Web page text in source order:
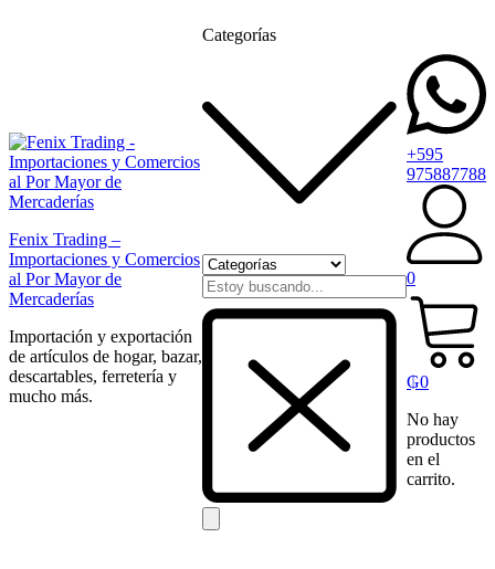
Fenix Trading –
Importaciones y Comercios
al Por Mayor de
Mercaderías
Importación y exportación
de artículos de hogar, bazar,
descartables, ferretería y
mucho más.
Categorías
+595
975887788
0
₲0
No hay
productos
en el
carrito.